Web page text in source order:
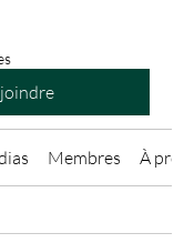
Membres À